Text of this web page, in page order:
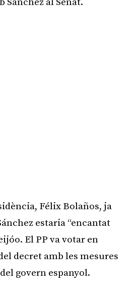
Félix Bolaños, ja
estaria “encantat
El PP va votar en
decret amb les mesures
govern espanyol.